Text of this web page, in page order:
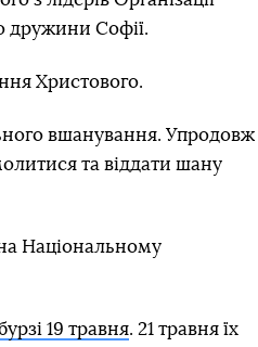
дружини Софії.
Христового.
вшанування. Упродовж
та віддати шану
Національному
19 травня. 21 травня їх